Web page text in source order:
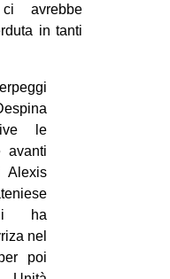
avrebbe
in tanti
le
avanti
Alexis
ha
nel
poi